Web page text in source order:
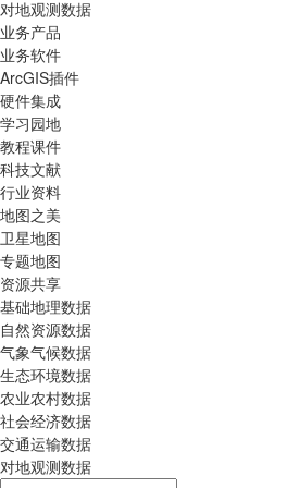
对地观测数据
业务产品
业务软件
ArcGIS插件
硬件集成
学习园地
教程课件
科技文献
行业资料
地图之美
卫星地图
专题地图
资源共享
基础地理数据
自然资源数据
气象气候数据
生态环境数据
农业农村数据
社会经济数据
交通运输数据
对地观测数据